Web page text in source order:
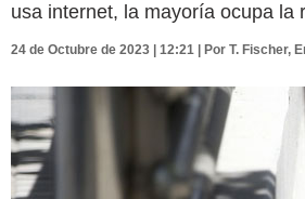
usa internet, la mayoría ocupa la
24 de Octubre de 2023 | 12:21 | Por T. Fischer,